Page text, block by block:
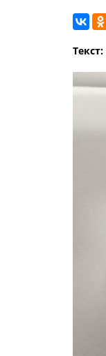
Текст: